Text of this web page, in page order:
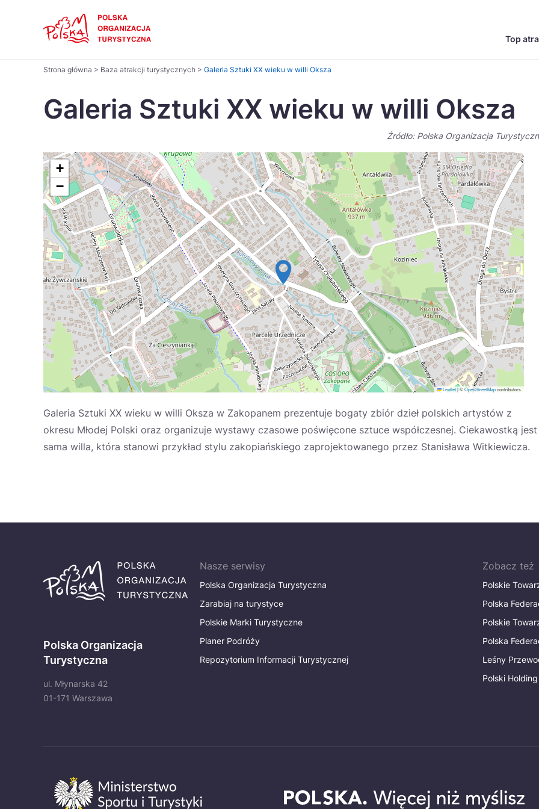
Top
Ambasador miejsca UNESCO
Parki narodowe Uzdrowiska Polskie
Szlaki kulinarne
na
stronie
Português Norsk Suomi
Україна
Strona główna > Baza atrakcji turystycznych > Galeria Sztuki XX wieku w willi Oksza
Galeria Sztuki XX wieku w willi Oksza
Źródło: Polska Organizacja
+
−
Leaflet|©OpenStreetMapcontributors
Galeria Sztuki XX wieku w willi Oksza w Zakopanem prezentuje bogaty zbiór dzieł polskich artystów z
okresu Młodej Polski oraz organizuje wystawy czasowe poświęcone sztuce współczesnej. Ciekawostką jest
sama willa, która stanowi przykład stylu zakopiańskiego zaprojektowanego przez Stanisława Witkiewicza.
Polska Organizacja
Turystyczna
ul. Młynarska 42
01-171 Warszawa
Nasze serwisy
Polska Organizacja Turystyczna
Zarabiaj na turystyce
Polskie Marki Turystyczne
Planer Podróży
Repozytorium Informacji Turystycznej
Zobacz też
Polskie
Polska
Polskie
Polska
Leśny
Polski